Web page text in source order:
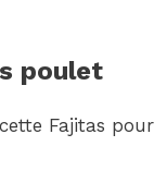
poulet
Fajitas pour